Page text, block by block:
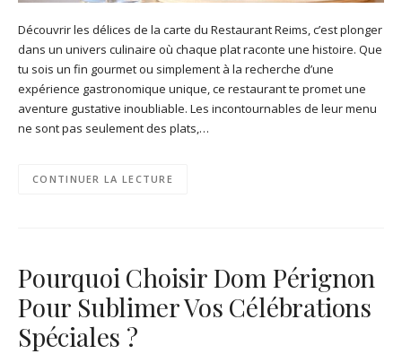
Découvrir les délices de la carte du Restaurant Reims, c’est plonger
dans un univers culinaire où chaque plat raconte une histoire. Que
tu sois un fin gourmet ou simplement à la recherche d’une
expérience gastronomique unique, ce restaurant te promet une
aventure gustative inoubliable. Les incontournables de leur menu
ne sont pas seulement des plats,…
CONTINUER LA LECTURE
Pourquoi Choisir Dom Pérignon
Pour Sublimer Vos Célébrations
Spéciales ?